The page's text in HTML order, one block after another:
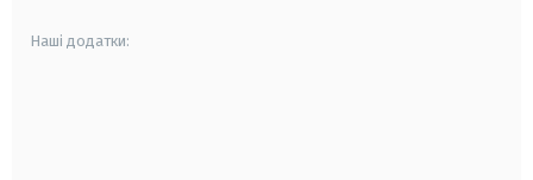
Наші додатки: